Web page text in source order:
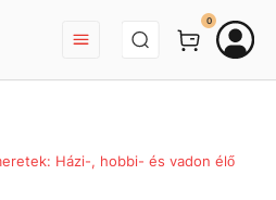
BEJELENTKEZÉS
0
Házi-, hobbi- és vadon élő